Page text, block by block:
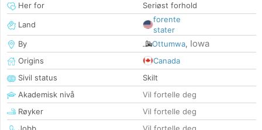
Her for
Seriøst forhold
Land
forente
stater
By
Ottumwa, Iowa
Origins
Canada
Sivil status
Skilt
Akademisk nivå
Vil fortelle deg
Røyker
Vil fortelle deg